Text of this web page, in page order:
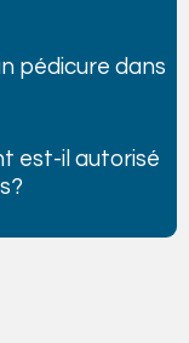
pédicure dans
est-il autorisé